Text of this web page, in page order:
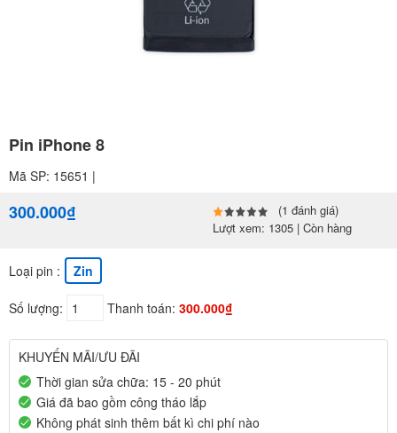
Pin iPhone 8
Mã SP: 15651 |
300.000₫
(1 đánh giá)
Lượt xem: 1305 | Còn hàng
Loại pin : Zin
Số lượng: Thanh toán: 300.000₫
KHUYẾN MÃI/ƯU ĐÃI
Thời gian sửa chữa: 15 - 20 phút
Giá đã bao gồm công tháo lắp
Không phát sinh thêm bất kì chi phí nào